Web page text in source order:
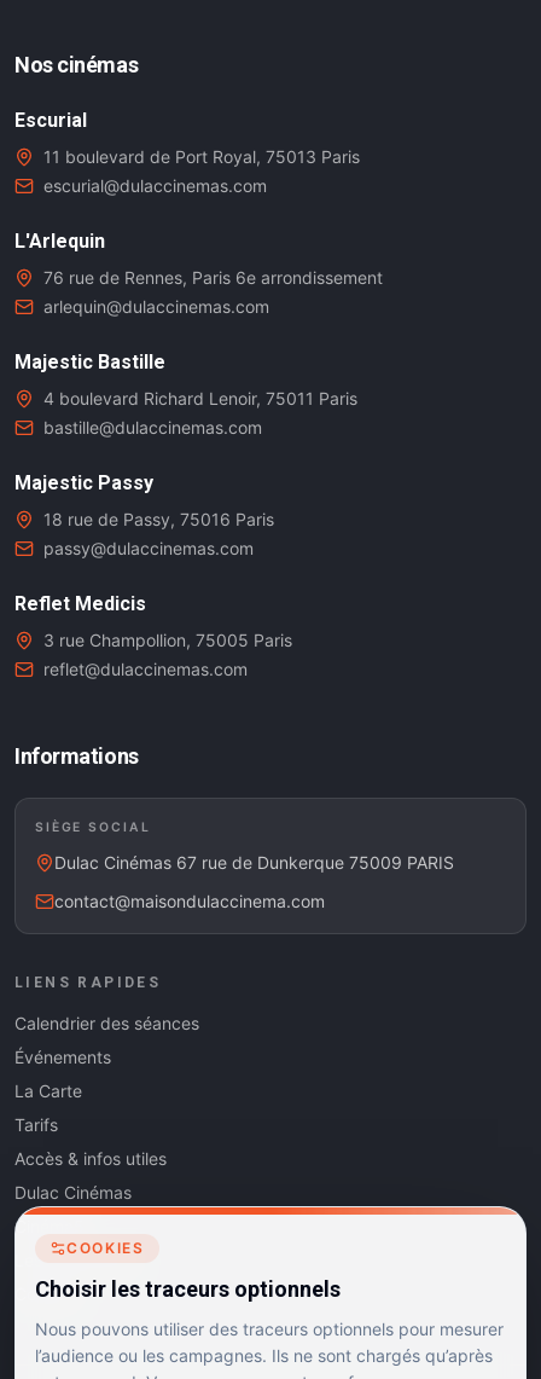
Nos cinémas
Escurial
11 boulevard de Port Royal, 75013 Paris
escurial@dulaccinemas.com
L'Arlequin
76 rue de Rennes, Paris 6e arrondissement
arlequin@dulaccinemas.com
Majestic Bastille
4 boulevard Richard Lenoir, 75011 Paris
bastille@dulaccinemas.com
Majestic Passy
18 rue de Passy, 75016 Paris
passy@dulaccinemas.com
Reflet Medicis
3 rue Champollion, 75005 Paris
reflet@dulaccinemas.com
Informations
SIÈGE SOCIAL
Dulac Cinémas 67 rue de Dunkerque 75009 PARIS
contact@maisondulaccinema.com
LIENS RAPIDES
Calendrier des séances
Événements
La Carte
Tarifs
Accès & infos utiles
Dulac Cinémas
Cinéma5
Les Dits de l'Art
Contact
COOKIES
Choisir les traceurs optionnels
Nous pouvons utiliser des traceurs optionnels pour mesurer
l’audience ou les campagnes. Ils ne sont chargés qu’après